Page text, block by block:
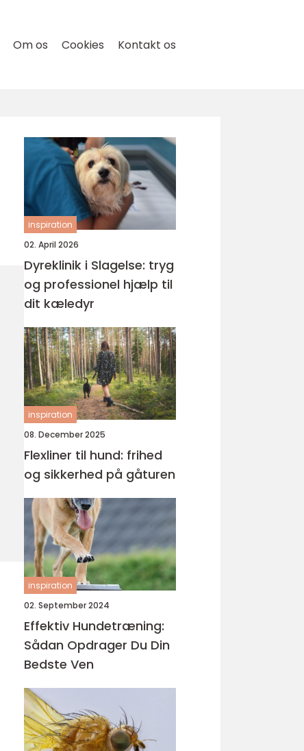
Om os Cookies Kontakt os
inspiration
02. April 2026
Dyreklinik i Slagelse: tryg
og professionel hjælp til
dit kæledyr
inspiration
08. December 2025
Flexliner til hund: frihed
og sikkerhed på gåturen
inspiration
02. September 2024
Effektiv Hundetræning:
Sådan Opdrager Du Din
Bedste Ven